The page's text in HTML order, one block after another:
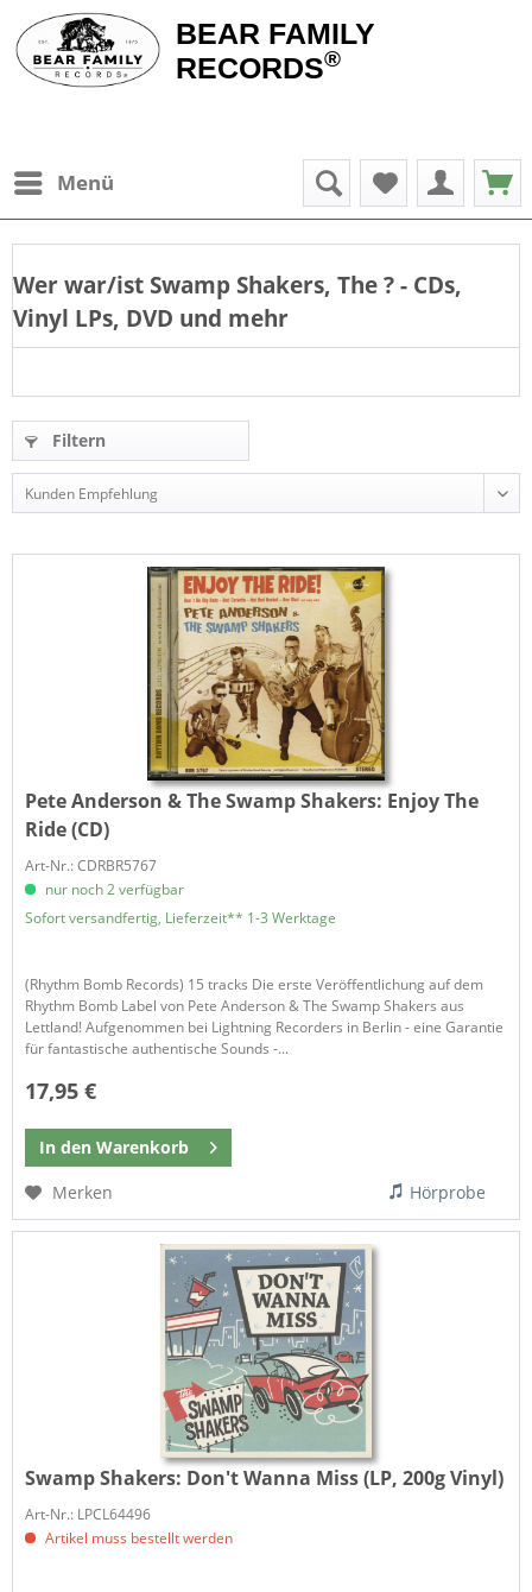
BEAR FAMILY
RECORDS®
Menü
Wer war/ist Swamp Shakers, The? - CDs,
Vinyl LPs, DVD und mehr
Filtern
Pete Anderson & The Swamp Shakers: Enjoy The
Ride (CD)
Art-Nr.: CDRBR5767
nur noch 2 verfügbar
Sofort versandfertig, Lieferzeit** 1-3 Werktage
(Rhythm Bomb Records) 15 tracks Die erste Veröffentlichung auf dem
Rhythm Bomb Label von Pete Anderson & The Swamp Shakers aus
Lettland! Aufgenommen bei Lightning Recorders in Berlin - eine Garantie
für fantastische authentische Sounds -...
17,95 €
In den Warenkorb
Merken
Hörprobe
Swamp Shakers: Don't Wanna Miss (LP, 200g Vinyl)
Art-Nr.: LPCL64496
Artikel muss bestellt werden